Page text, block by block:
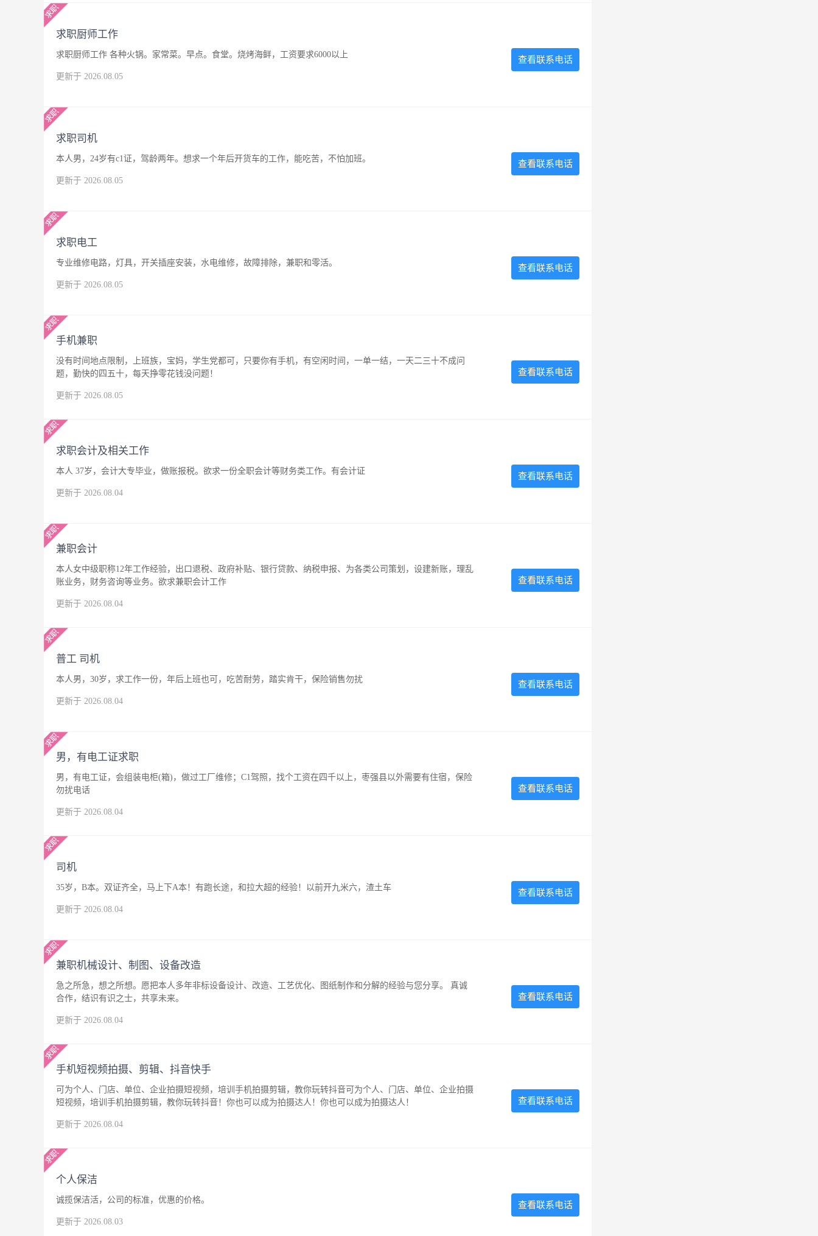
求职厨师工作
求职厨师工作 各种火锅。家常菜。早点。食堂。烧烤海鲜，工资要求6000以上
更新于 2026.08.05
查看联系电话
求职司机
本人男，24岁有c1证，驾龄两年。想求一个年后开货车的工作，能吃苦，不怕加班。
更新于 2026.08.05
查看联系电话
求职电工
专业维修电路，灯具，开关插座安装，水电维修，故障排除，兼职和零活。
更新于 2026.08.05
查看联系电话
手机兼职
没有时间地点限制，上班族，宝妈，学生党都可，只要你有手机，有空闲时间，一单一结，一天二三十不成问
题，勤快的四五十，每天挣零花钱没问题！
更新于 2026.08.05
查看联系电话
求职会计及相关工作
本人 37岁，会计大专毕业，做账报税。欲求一份全职会计等财务类工作。有会计证
更新于 2026.08.04
查看联系电话
兼职会计
本人女中级职称12年工作经验，出口退税、政府补贴、银行贷款、纳税申报、为各类公司策划，设建新账，理乱
账业务，财务咨询等业务。欲求兼职会计工作
更新于 2026.08.04
查看联系电话
普工 司机
本人男，30岁，求工作一份，年后上班也可，吃苦耐劳，踏实肯干，保险销售勿扰
更新于 2026.08.04
查看联系电话
男，有电工证求职
男，有电工证，会组装电柜(箱)，做过工厂维修；C1驾照，找个工资在四千以上，枣强县以外需要有住宿，保险
勿扰电话
更新于 2026.08.04
查看联系电话
司机
35岁，B本。双证齐全，马上下A本！有跑长途，和拉大超的经验！以前开九米六，渣土车
更新于 2026.08.04
查看联系电话
兼职机械设计、制图、设备改造
急之所急，想之所想。愿把本人多年非标设备设计、改造、工艺优化、图纸制作和分解的经验与您分享。 真诚
合作，结识有识之士，共享未来。
更新于 2026.08.04
查看联系电话
手机短视频拍摄、剪辑、抖音快手
可为个人、门店、单位、企业拍摄短视频，培训手机拍摄剪辑，教你玩转抖音可为个人、门店、单位、企业拍摄
短视频，培训手机拍摄剪辑，教你玩转抖音！你也可以成为拍摄达人！你也可以成为拍摄达人！
更新于 2026.08.04
查看联系电话
个人保洁
诚揽保洁活，公司的标准，优惠的价格。
更新于 2026.08.03
查看联系电话